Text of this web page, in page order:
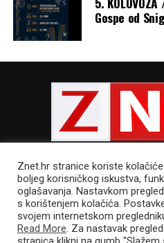
čuvaju je!“, nadbiskup je
veličinu Marije. „Marija nije
povjerovala joj, prihvatila je i
cijelog života. Prije nego što
začela ga je poslušnošću
Gospe od
POLITIKA PRIVATNOSTI
CJENIK
Znet.hr stranice koriste
boljeg korisničkog iskustva,
oglašavanja. Nastavkom
s korištenjem kolačića.
svojem internetskom
Read More. Za nastavak